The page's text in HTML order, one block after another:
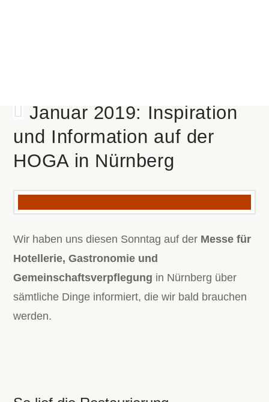
Januar 2019: Inspiration
und Information auf der
HOGA in Nürnberg
Wir haben uns diesen Sonntag auf der Messe für
Hotellerie, Gastronomie und
Gemeinschaftsverpflegung in Nürnberg über
sämtliche Dinge informiert, die wir bald brauchen
werden.